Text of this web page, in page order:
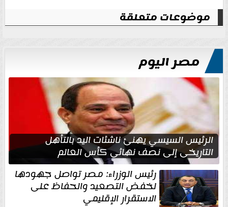
موضوعات متعلقة
مصر اليوم
الرئيس السيسي يهنئ ناشئات اليد بالتأهل
التاريخي إلى نصف نهائي كأس العالم
رئيس الوزراء: مصر تواصل جهودها
لخفض التصعيد والحفاظ على
الاستقرار الإقليمي